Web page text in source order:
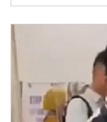
e
b
o
k
ts
A
p
l